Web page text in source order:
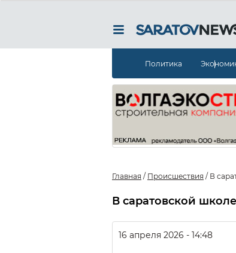
Политика
Главная / Происшествия / В
В саратовской
16 апреля 2026 - 14:48